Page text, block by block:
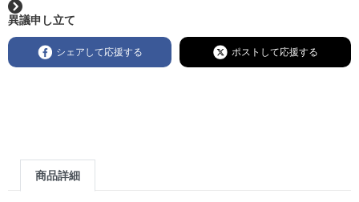
異議申し立て
シェアして応援する ポストして応援する
商品詳細